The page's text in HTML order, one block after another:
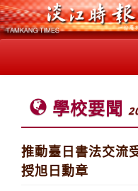
學校要聞
推動臺日書法交流
授旭日勳章